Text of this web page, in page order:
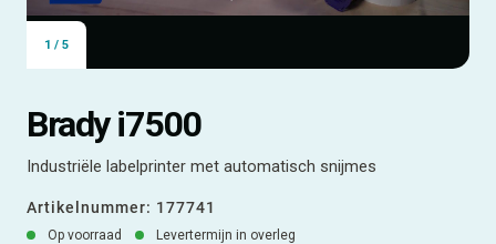
1 / 5
Brady i7500
Industriële labelprinter met automatisch snijmes
Artikelnummer: 177741
Op voorraad Levertermijn in overleg